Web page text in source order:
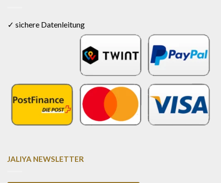
✓ sichere Datenleitung
JALIYA NEWSLETTER